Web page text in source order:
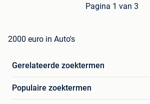
Pagina 1 van 3
2000 euro in Auto's
Gerelateerde zoektermen
Populaire zoektermen